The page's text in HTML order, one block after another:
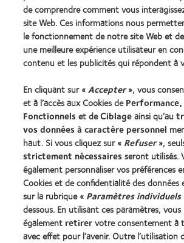
Award
(2012)
Nos produits
Technologie des lentilles de contact
Trouver un specialiste
Lentilles de contact et vision
Nouveau porteur
Porteur de longue date
À propos de CooperVision
de comprendre comment vous
site Web. Ces informations nous
le fonctionnement de notre site Web et
une meilleure expérience utilisateur en
contenu et les publicités qui répondent à
En cliquant sur «Accepter», vous
et à l’accès aux Cookies dePerformance,
Fonctionnelset deCiblageainsi qu’au
vos données à caractère personnel
haut. Si vous cliquez sur « Refuser»,
strictement nécessairesseront utilisés.
également personnaliser vos préférences
Cookies et de confidentialité des données
sur la rubrique « Paramètres individuels
dessous. En utilisant ces paramètres,
également retirervotre consentement
avec effet pour l’avenir. Outre l’utilisation